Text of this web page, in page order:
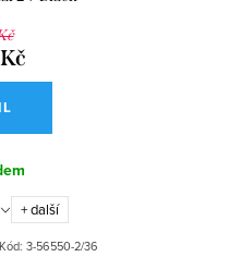
+ další
Kód: 3-56550-2/36